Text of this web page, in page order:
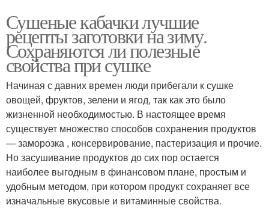
Сушеные кабачки лучшие
рецепты заготовки на зиму.
Сохраняются ли полезные
свойства при сушке
Начиная с давних времен люди прибегали к сушке
овощей, фруктов, зелени и ягод, так как это было
жизненной необходимостью. В настоящее время
существует множество способов сохранения продуктов
— заморозка , консервирование, пастеризация и прочие.
Но засушивание продуктов до сих пор остается
наиболее выгодным в финансовом плане, простым и
удобным методом, при котором продукт сохраняет все
изначальные вкусовые и витаминные свойства.